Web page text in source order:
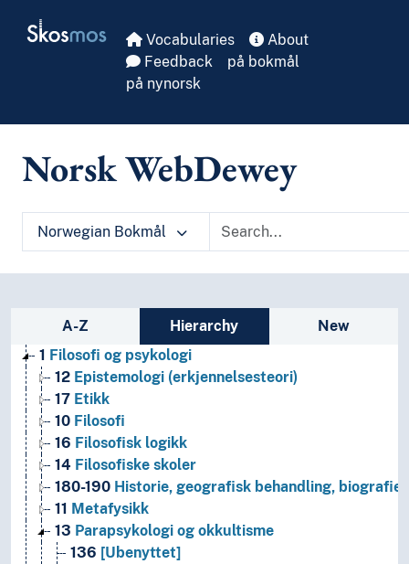
Skosmos Vocabularies
About
Feedback
på bokmål
på nynorsk
Norsk WebDewey
Norwegian Bokmål
Sidebar listing: list and traverse
A-Z Hierarchy
New
1 Filosofi og psykologi
12 Epistemologi (erkjennelsesteori)
17 Etikk
10 Filosofi
16 Filosofisk logikk
14 Filosofiske skoler
180-190 Historie, geografisk behandling, biografier
11 Metafysikk
13 Parapsykologi og okkultisme
136 [Ubenyttet]